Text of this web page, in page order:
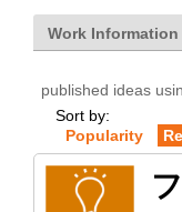
Work Information
published ideas
Sort by:
Popularity